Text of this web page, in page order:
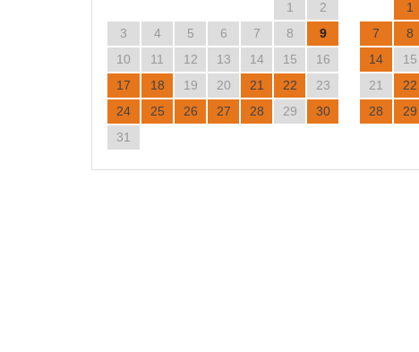
1
2
3
4 5 6 7 8
9
10
11 12 13 14 15
16
17
18 19 20 21 22
23
24
25 26 27 28 29
30
31
1
7
8
14
15
21
22
28
29